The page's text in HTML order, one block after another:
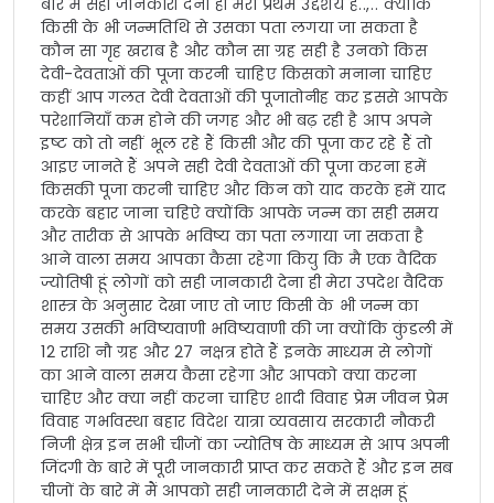
किसी के भी जन्मतिथि से उसका पता लगया जा सकता है
कौन सा गृह खराब है और कौन सा ग्रह सही है उनको किस
देवी-देवताओं की पूजा करनी चाहिए किसको मनाना चाहिए
कहीं आप गलत देवी देवताओं की पूजातोनीह कर इससे आपके
परेशानियाँ कम होने की जगह और भी बढ़ रही है आप अपने
इष्ट को तो नहीं भूल रहे हैं किसी और की पूजा कर रहे हैं तो
आइए जानते हैं अपने सही देवी देवताओं की पूजा करना हमें
किसकी पूजा करनी चाहिए और किन को याद करके हमें याद
करके बहार जाना चहिऐ क्योंकि आपके जन्म का सही समय
और तारीक से आपके भविष्य का पता लगाया जा सकता है
आने वाला समय आपका कैसा रहेगा कियु कि मै एक वैदिक
ज्योतिषी हूं लोगों को सही जानकारी देना ही मेरा उपदेश वैदिक
शास्त्र के अनुसार देखा जाए तो जाए किसी के भी जन्म का
समय उसकी भविष्यवाणी भविष्यवाणी की जा क्योंकि कुंडली में
12 राशि नौ ग्रह और 27 नक्षत्र होते हैं इनके माध्यम से लोगों
का आने वाला समय कैसा रहेगा और आपको क्या करना
चाहिए और क्या नहीं करना चाहिए शादी विवाह प्रेम जीवन प्रेम
विवाह गर्भावस्था बहार विदेश यात्रा व्यवसाय सरकारी नौकरी
निजी क्षेत्र इन सभी चीजों का ज्योतिष के माध्यम से आप अपनी
जिंदगी के बारे में पूरी जानकारी प्राप्त कर सकते हैं और इन सब
चीजों के बारे में मैं आपको सही जानकारी देने में सक्षम हूं